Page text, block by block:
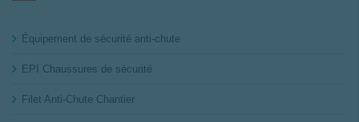
Équipement de sécurité anti-chute
EPI Chaussures de sécurité
Filet Anti-Chute Chantier